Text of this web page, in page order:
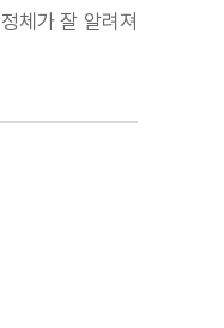
체가 잘 알려져